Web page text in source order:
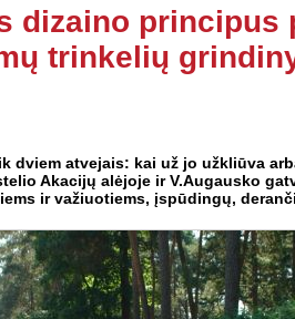
dizaino principus
trinkelių
dviem atvejais: kai už jo užkliūva
Akacijų alėjoje ir V.Augausko
ir važiuotiems, įspūdingų,